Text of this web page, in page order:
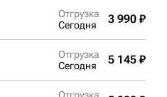
Отгрузка
Сегодня
3 990 ₽
Отгрузка
Сегодня
5 145 ₽